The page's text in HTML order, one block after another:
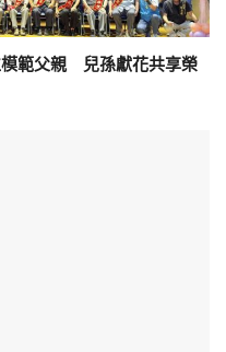
模範父親 兒孫獻花共享榮